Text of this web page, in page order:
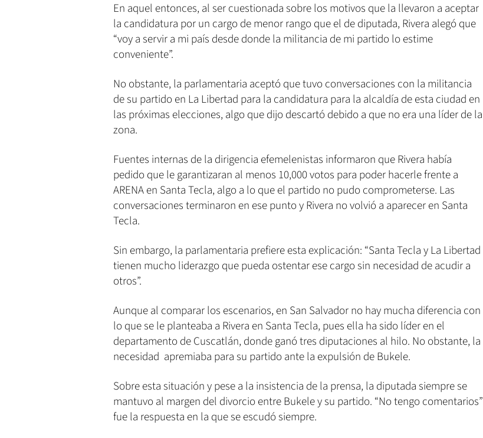
En aquel entonces, al ser cuestionada sobre los motivos que la llevaron a aceptar
la candidatura por un cargo de menor rango que el de diputada, Rivera alegó que
“voy a servir a mi país desde donde la militancia de mi partido lo estime
conveniente”.
No obstante, la parlamentaria aceptó que tuvo conversaciones con la militancia
de su partido en La Libertad para la candidatura para la alcaldía de esta ciudad en
las próximas elecciones, algo que dijo descartó debido a que no era una líder de la
zona.
Fuentes internas de la dirigencia efemelenistas informaron que Rivera había
pedido que le garantizaran al menos 10,000 votos para poder hacerle frente a
ARENA en Santa Tecla, algo a lo que el partido no pudo comprometerse. Las
conversaciones terminaron en ese punto y Rivera no volvió a aparecer en Santa
Tecla.
Sin embargo, la parlamentaria prefiere esta explicación: “Santa Tecla y La Libertad
tienen mucho liderazgo que pueda ostentar ese cargo sin necesidad de acudir a
otros”.
Aunque al comparar los escenarios, en San Salvador no hay mucha diferencia con
lo que se le planteaba a Rivera en Santa Tecla, pues ella ha sido líder en el
departamento de Cuscatlán, donde ganó tres diputaciones al hilo. No obstante, la
necesidad apremiaba para su partido ante la expulsión de Bukele.
Sobre esta situación y pese a la insistencia de la prensa, la diputada siempre se
mantuvo al margen del divorcio entre Bukele y su partido. “No tengo comentarios”
fue la respuesta en la que se escudó siempre.